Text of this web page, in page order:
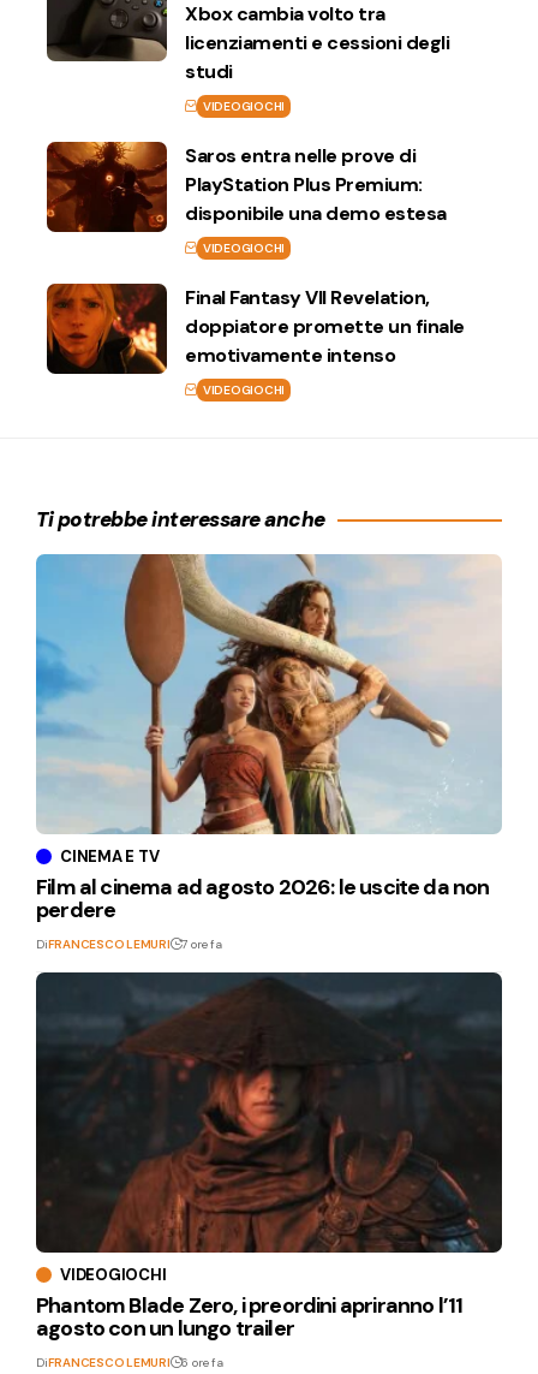
Xbox cambia volto tra
licenziamenti e cessioni degli
studi
VIDEOGIOCHI
Saros entra nelle prove di
PlayStation Plus Premium:
disponibile una demo estesa
VIDEOGIOCHI
Final Fantasy VII Revelation,
doppiatore promette un finale
emotivamente intenso
VIDEOGIOCHI
Ti potrebbe interessare anche
CINEMA E TV
Film al cinema ad agosto 2026: le uscite da non
perdere
DiFRANCESCO LEMURI 7 ore fa
VIDEOGIOCHI
Phantom Blade Zero, i preordini apriranno l’11
agosto con un lungo trailer
DiFRANCESCO LEMURI 6 ore fa